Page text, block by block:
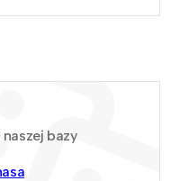
bazy